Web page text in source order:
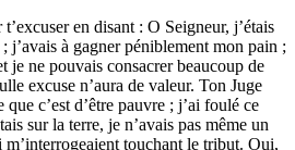
en disant : O Seigneur, j’étais
j’avais à gagner péniblement mon pain ;
je ne pouvais consacrer beaucoup de
excuse n’aura de valeur. Ton Juge
c’est d’être pauvre ; j’ai foulé ce
sur la terre, je n’avais pas même un
touchant le tribut. Oui,